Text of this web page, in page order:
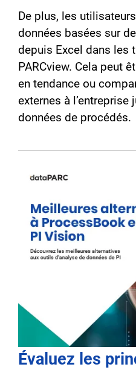
De plus, les
données basées sur
depuis Excel dans les
PARCview. Cela peut
en tendance ou
externes à l’entreprise
données de procédés.
Évaluez les